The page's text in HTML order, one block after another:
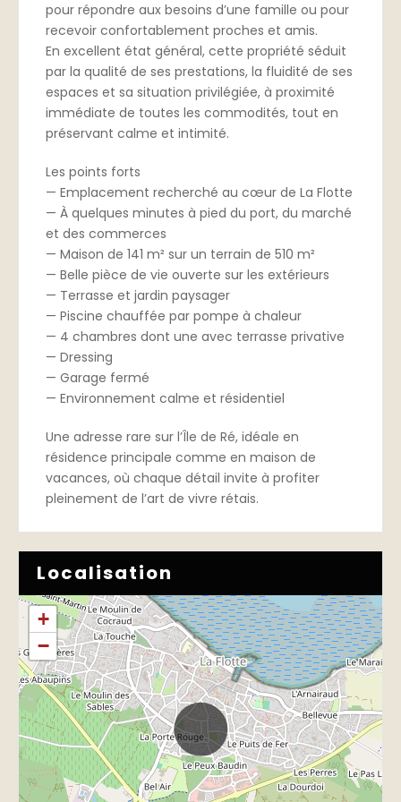
pour répondre aux besoins d’une famille ou pour
recevoir confortablement proches et amis.
En excellent état général, cette propriété séduit
par la qualité de ses prestations, la fluidité de ses
espaces et sa situation privilégiée, à proximité
immédiate de toutes les commodités, tout en
préservant calme et intimité.
Les points forts
— Emplacement recherché au cœur de La Flotte
— À quelques minutes à pied du port, du marché
et des commerces
— Maison de 141 m² sur un terrain de 510 m²
— Belle pièce de vie ouverte sur les extérieurs
— Terrasse et jardin paysager
— Piscine chauffée par pompe à chaleur
— 4 chambres dont une avec terrasse privative
— Dressing
— Garage fermé
— Environnement calme et résidentiel
Une adresse rare sur l’Île de Ré, idéale en
résidence principale comme en maison de
vacances, où chaque détail invite à profiter
pleinement de l’art de vivre rétais.
Localisation
+
−